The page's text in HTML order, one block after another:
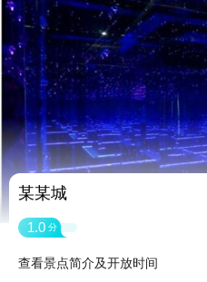
某某城
1.0 分
查看景点简介及开放时间
